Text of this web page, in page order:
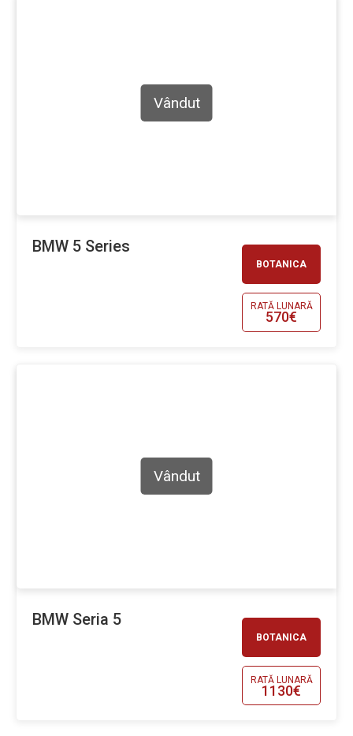
BOTANICA
RATĂ LUNARĂ
570€
Vândut
BMW 5 Series
BOTANICA
RATĂ LUNARĂ
1130€
Vândut
BMW Seria 5